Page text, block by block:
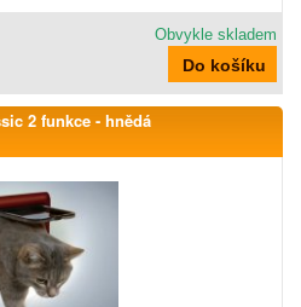
Obvykle skladem
2 funkce - hnědá